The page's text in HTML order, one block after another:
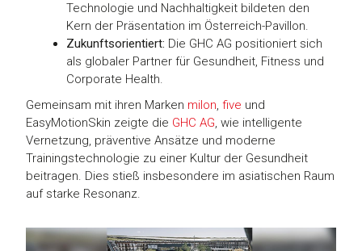
Technologie und Nachhaltigkeit bildeten den
Kern der Präsentation im Österreich-Pavillon.
Zukunftsorientiert: Die GHC AG positioniert sich
als globaler Partner für Gesundheit, Fitness und
Corporate Health.
Gemeinsam mit ihren Marken milon,five und
EasyMotionSkin zeigte die GHC AG, wie intelligente
Vernetzung, präventive Ansätze und moderne
Trainingstechnologie zu einer Kultur der Gesundheit
beitragen. Dies stieß insbesondere im asiatischen Raum
auf starke Resonanz.